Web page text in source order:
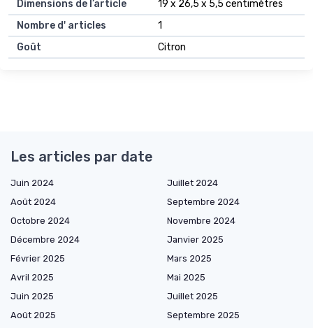
Dimensions de l’article
19 x 26,5 x 5,5 centimètres
Nombre d' articles
1
Goût
Citron
Les articles par date
Juin 2024
Juillet 2024
Août 2024
Septembre 2024
Octobre 2024
Novembre 2024
Décembre 2024
Janvier 2025
Février 2025
Mars 2025
Avril 2025
Mai 2025
Juin 2025
Juillet 2025
Août 2025
Septembre 2025